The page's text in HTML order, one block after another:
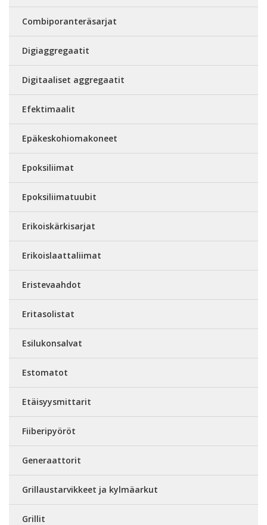
Combiporanteräsarjat
Digiaggregaatit
Digitaaliset aggregaatit
Efektimaalit
Epäkeskohiomakoneet
Epoksiliimat
Epoksiliimatuubit
Erikoiskärkisarjat
Erikoislaattaliimat
Eristevaahdot
Eritasolistat
Esilukonsalvat
Estomatot
Etäisyysmittarit
Fiiberipyöröt
Generaattorit
Grillaustarvikkeet ja kylmäarkut
Grillit